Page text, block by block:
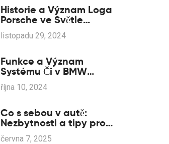
Historie a Význam Loga
Porsche ve Světle
Konkurence jako Nissan
listopadu 29, 2024
Funkce a Význam
Systému Či v BMW
Modelech
října 10, 2024
Co s sebou v autě:
Nezbytnosti a tipy pro
majitele Mazdy
června 7, 2025